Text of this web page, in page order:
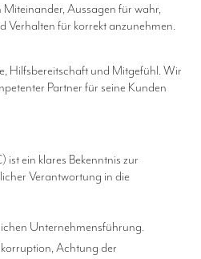
Aussagen für wahr,
Verhalten für korrekt anzunehmen.
Hilfsbereitschaft und Mitgefühl. Wir
Partner für seine Kunden
ein klares Bekenntnis zur
Verantwortung in die
Unternehmensführung.
Achtung der